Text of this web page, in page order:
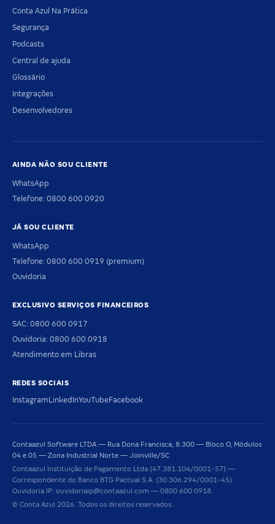
Conta Azul Na Prática
Segurança
Podcasts
Central de ajuda
Glossário
Integrações
Desenvolvedores
AINDA NÃO SOU CLIENTE
WhatsApp
Telefone: 0800 600 0920
JÁ SOU CLIENTE
WhatsApp
Telefone: 0800 600 0919 (premium)
Ouvidoria
EXCLUSIVO SERVIÇOS FINANCEIROS
SAC: 0800 600 0917
Ouvidoria: 0800 600 0918
Atendimento em Libras
REDES SOCIAIS
InstagramLinkedInYouTubeFacebook
Contaazul Software LTDA — Rua Dona Francisca, 8.300 — Bloco O, Módulos
04 e 05 — Zona Industrial Norte — Joinville/SC
Contaazul Instituição de Pagamento Ltda (47.381.104/0001-57) —
Correspondente do Banco BTG Pactual S.A. (30.306.294/0001-45).
Ouvidoria IP: ouvidoriaip@contaazul.com — 0800 600 0918.
© Conta Azul 2026. Todos os direitos reservados.